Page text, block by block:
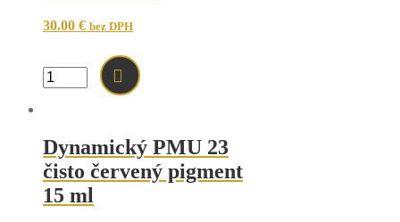
30.00 € bez DPH
množstvo
Dynamický
30
Smoked
Brown
15
ml
Dynamický PMU 23
čisto červený pigment
15 ml